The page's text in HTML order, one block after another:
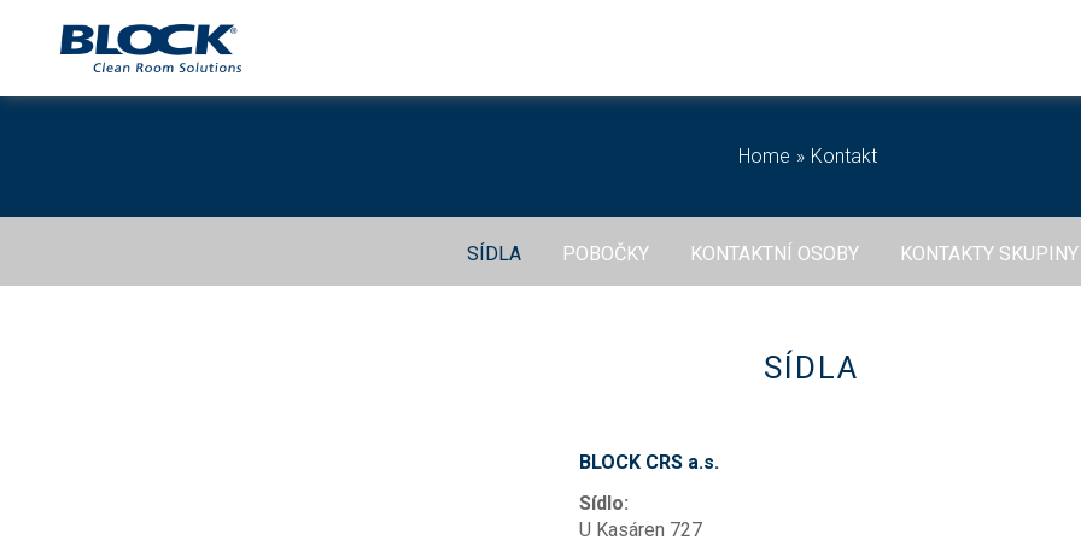
Home Kontakt
SÍDLA POBOČKY KONTAKTNÍ OSOBY KONTAKTY
SÍDLA
BLOCK CRS a.s.
Sídlo:
U Kasáren 727